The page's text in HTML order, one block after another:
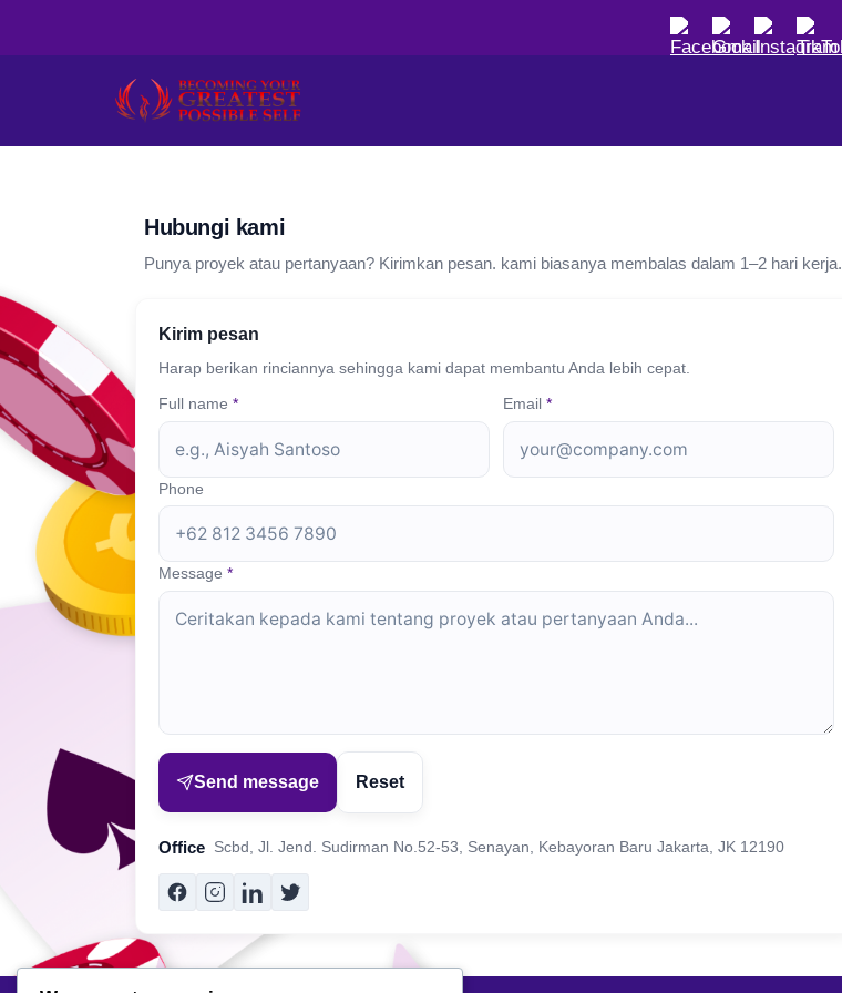
Hubungi kami
Punya proyek atau pertanyaan? Kirimkan pesan. kami biasanya membalas dalam 1–2 hari kerja.
Kirim pesan
Harap berikan rinciannya sehingga kami dapat membantu Anda lebih cepat.
Full name * Email *
Phone
Message *
Send message Reset
Office Scbd, Jl. Jend. Sudirman No.52-53, Senayan, Kebayoran Baru Jakarta, JK 12190